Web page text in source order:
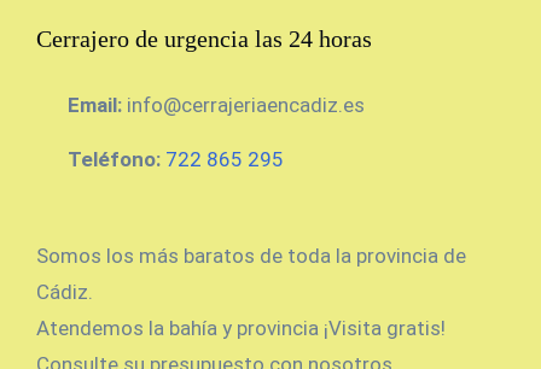
Cerrajero de urgencia las 24 horas
Email: info@cerrajeriaencadiz.es
Teléfono: 722 865 295
Somos los más baratos de toda la provincia de
Cádiz.
Atendemos la bahía y provincia ¡Visita gratis!
Consulte su presupuesto con nosotros.